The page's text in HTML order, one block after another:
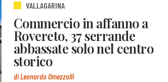
VALLAGARINA
Commercio in affanno a
Rovereto, 37 serrande
abbassate solo nel centro
storico
di Leonardo Omezzolli